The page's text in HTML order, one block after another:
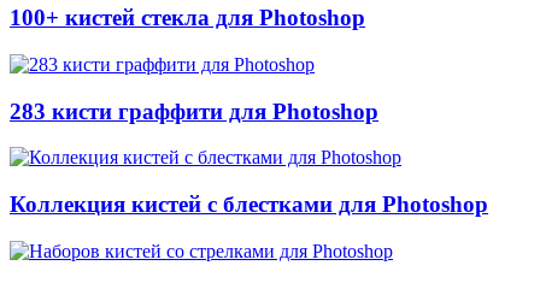
100+ кистей стекла для Photoshop
283 кисти граффити для Photoshop
Коллекция кистей с блестками для Photoshop